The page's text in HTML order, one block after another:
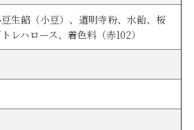
生餡（小豆）、道明寺粉、水飴、桜
レハロース、着色料（赤102）